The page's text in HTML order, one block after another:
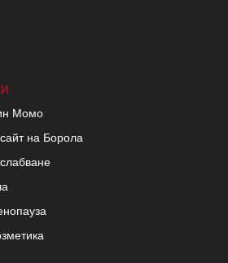
Момо
на Борола